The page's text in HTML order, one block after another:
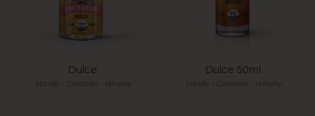
Dulce Dulce 50ml